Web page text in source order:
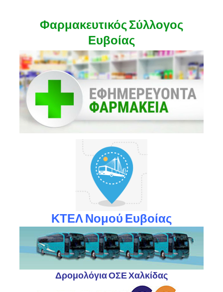
Φαρμακευτικός Σύλλογος
Ευβοίας
ΚΤΕΛ Νομού Ευβοίας
Δρομολόγια ΟΣΕ Χαλκίδας